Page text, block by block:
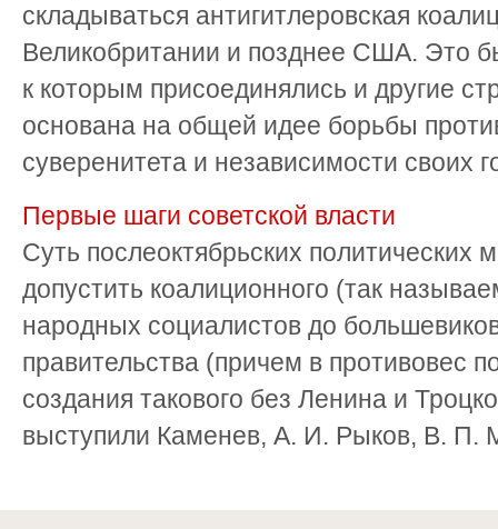
складываться антигитлеровская
Великобритании и позднее США. Это
к которым присоединялись и другие
основана на общей идее борьбы
суверенитета и независимости своих
Первые шаги советской власти
Суть послеоктябрьских
допустить коалиционного (так
народных социалистов до
правительства (причем в противовес
создания такового без Ленина и
выступили Каменев, А. И. Рыков, В. П.